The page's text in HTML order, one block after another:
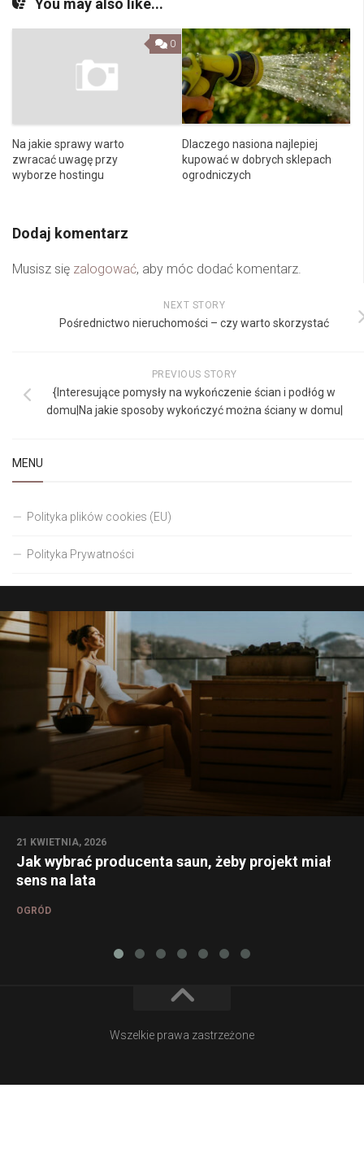
You may also like...
0
Na jakie sprawy warto
zwracać uwagę przy
wyborze hostingu
Dlaczego nasiona najlepiej
kupować w dobrych sklepach
ogrodniczych
Dodaj komentarz
Musisz się zalogować, aby móc dodać komentarz.
NEXT STORY
Pośrednictwo nieruchomości – czy warto skorzystać
PREVIOUS STORY
{Interesujące pomysły na wykończenie ścian i podłóg w
domu|Na jakie sposoby wykończyć można ściany w domu|
MENU
Polityka plików cookies (EU)
Polityka Prywatności
21 KWIETNIA, 2026
Jak wybrać producenta saun, żeby projekt miał
sens na lata
OGRÓD
Wszelkie prawa zastrzeżone